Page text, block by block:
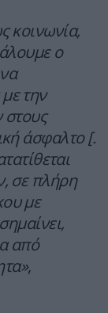
κοινωνία,
ο
την
στους
άσφαλτο [.
σε πλήρη
με
από
,